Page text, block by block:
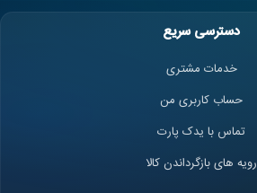
دسترسی سریع
خدمات مشتری
حساب کاربری من
تماس با یدک پارت
رویه های بازگرداندن کالا